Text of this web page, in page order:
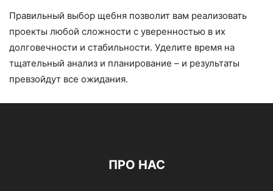
Правильный выбор щебня позволит вам реализовать
проекты любой сложности с уверенностью в их
долговечности и стабильности. Уделите время на
тщательный анализ и планирование – и результаты
превзойдут все ожидания.
ПРО НАС